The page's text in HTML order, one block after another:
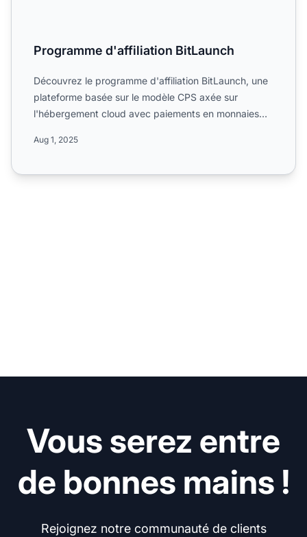
Programme d'affiliation BitLaunch
Découvrez le programme d'affiliation BitLaunch, une
plateforme basée sur le modèle CPS axée sur
l'hébergement cloud avec paiements en monnaies
Aug 1, 2025
Vous serez entre
de bonnes mains !
Rejoignez notre communauté de clients